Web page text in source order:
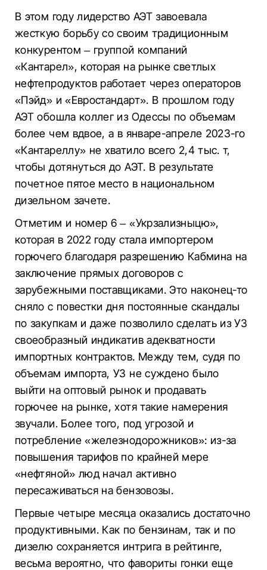
В этом году лидерство АЭТ завоевала
жесткую борьбу со своим традиционным
конкурентом – группой компаний
«Кантарел», которая на рынке светлых
нефтепродуктов работает через операторов
«Пэйд» и «Евростандарт». В прошлом году
АЭТ обошла коллег из Одессы по объемам
более чем вдвое, а в январе-апреле 2023-го
«Кантареллу» не хватило всего 2,4 тыс. т,
чтобы дотянуться до АЭТ. В результате
почетное пятое место в национальном
дизельном зачете.
Отметим и номер 6 – «Укрзализныцю»,
которая в 2022 году стала импортером
горючего благодаря разрешению Кабмина на
заключение прямых договоров с
зарубежными поставщиками. Это наконец-то
сняло с повестки дня постоянные скандалы
по закупкам и даже позволило сделать из УЗ
своеобразный индикатив адекватности
импортных контрактов. Между тем, судя по
объемам импорта, УЗ не суждено было
выйти на оптовый рынок и продавать
горючее на рынке, хотя такие намерения
звучали. Более того, под угрозой и
потребление «железнодорожников»: из-за
повышения тарифов по крайней мере
«нефтяной» люд начал активно
пересаживаться на бензовозы.
Первые четыре месяца оказались достаточно
продуктивными. Как по бензинам, так и по
дизелю сохраняется интрига в рейтинге,
весьма вероятно, что фавориты гонки еще